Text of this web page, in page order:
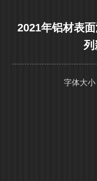
2021年铝材表
列
字体大小